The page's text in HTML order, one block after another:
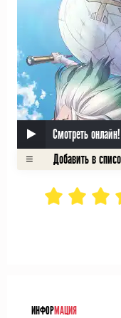
Смотреть онлайн!
ИНФОРМАЦИЯ